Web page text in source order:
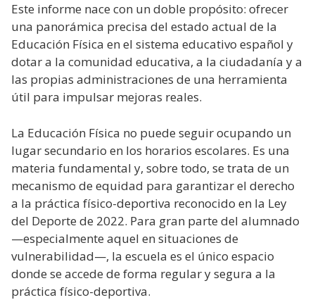
Este informe nace con un doble propósito: ofrecer
una panorámica precisa del estado actual de la
Educación Física en el sistema educativo español y
dotar a la comunidad educativa, a la ciudadanía y a
las propias administraciones de una herramienta
útil para impulsar mejoras reales.
La Educación Física no puede seguir ocupando un
lugar secundario en los horarios escolares. Es una
materia fundamental y, sobre todo, se trata de un
mecanismo de equidad para garantizar el derecho
a la práctica físico-deportiva reconocido en la Ley
del Deporte de 2022. Para gran parte del alumnado
—especialmente aquel en situaciones de
vulnerabilidad—, la escuela es el único espacio
donde se accede de forma regular y segura a la
práctica físico-deportiva.